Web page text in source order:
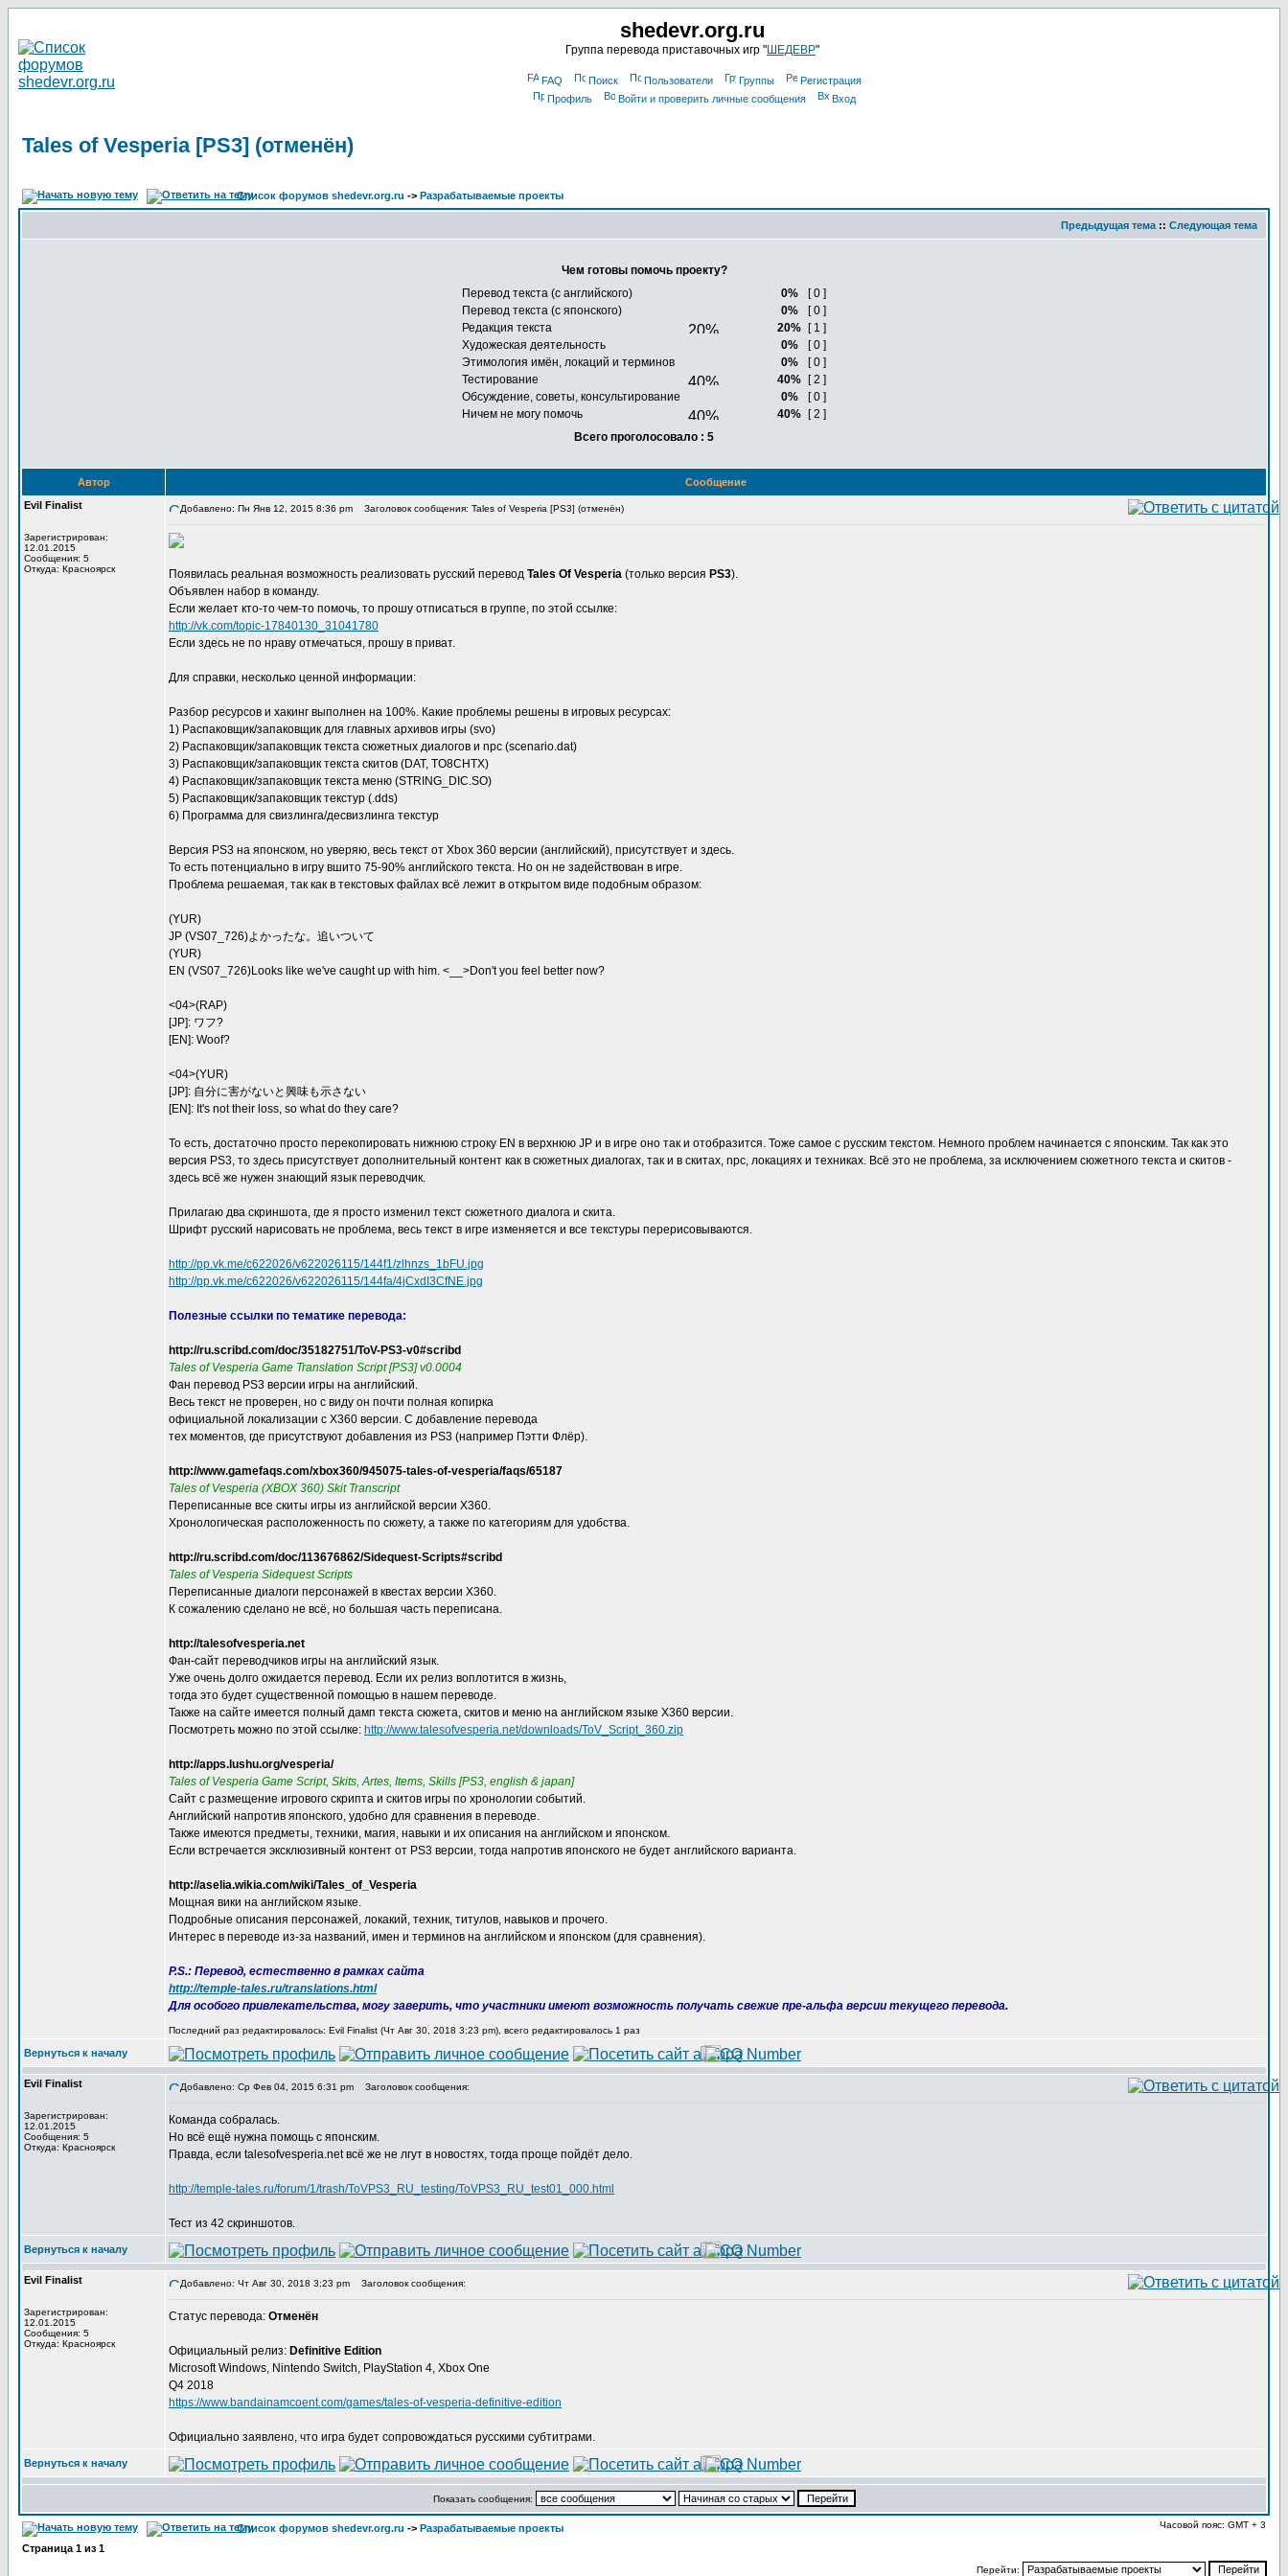
shedevr.org.ru
Группа перевода приставочных игр "ШЕДЕВР"
FAQ Поиск Пользователи Группы
Регистрация
Профиль
Войти и проверить личные сообщения Вход
Tales of Vesperia [PS3] (отменён)
Список форумов shedevr.org.ru -> Разрабатываемые проекты
Предыдущая тема :: Следующая тема
Чем готовы помочь проекту?
Перевод текста (с английского)
0%
[ 0 ]
Перевод текста (с японского)
0%
[ 0 ]
Редакция текста
20%
[ 1 ]
Художеская деятельность
0%
[ 0 ]
Этимология имён, локаций и терминов
0%
[ 0 ]
Тестирование
40%
[ 2 ]
Обсуждение, советы, консультирование
0%
[ 0 ]
Ничем не могу помочь
40%
[ 2 ]
Всего проголосовало : 5
Автор
Сообщение
Evil Finalist
Зарегистрирован:
12.01.2015
Сообщения: 5
Откуда: Красноярск
Добавлено: Пн Янв 12, 2015 8:36 pm Заголовок сообщения: Tales of Vesperia [PS3] (отменён)
Появилась реальная возможность реализовать русский перевод Tales Of Vesperia (только версия PS3).
Объявлен набор в команду.
Если желает кто-то чем-то помочь, то прошу отписаться в группе, по этой ссылке:
http://vk.com/topic-17840130_31041780
Если здесь не по нраву отмечаться, прошу в приват.
Для справки, несколько ценной информации:
Разбор ресурсов и хакинг выполнен на 100%. Какие проблемы решены в игровых ресурсах:
1) Распаковщик/запаковщик для главных архивов игры (svo)
2) Распаковщик/запаковщик текста сюжетных диалогов и npc (scenario.dat)
3) Распаковщик/запаковщик текста скитов (DAT, TO8CHTX)
4) Распаковщик/запаковщик текста меню (STRING_DIC.SO)
5) Распаковщик/запаковщик текстур (.dds)
6) Программа для свизлинга/десвизлинга текстур
Версия PS3 на японском, но уверяю, весь текст от Xbox 360 версии (английский), присутствует и здесь.
То есть потенциально в игру вшито 75-90% английского текста. Но он не задействован в игре.
Проблема решаемая, так как в текстовых файлах всё лежит в открытом виде подобным образом:
(YUR)
JP (VS07_726)よかったな。追いついて
(YUR)
EN (VS07_726)Looks like we've caught up with him. <__>Don't you feel better now?
<04>(RAP)
[JP]: ワフ?
[EN]: Woof?
<04>(YUR)
[JP]: 自分に害がないと興味も示さない
[EN]: It's not their loss, so what do they care?
То есть, достаточно просто перекопировать нижнюю строку EN в верхнюю JP и в игре оно так и отобразится. Тоже самое с русским текстом. Немного проблем начинается с японским. Так как это
версия PS3, то здесь присутствует дополнительный контент как в сюжетных диалогах, так и в скитах, npc, локациях и техниках. Всё это не проблема, за исключением сюжетного текста и скитов -
здесь всё же нужен знающий язык переводчик.
Прилагаю два скриншота, где я просто изменил текст сюжетного диалога и скита.
Шрифт русский нарисовать не проблема, весь текст в игре изменяется и все текстуры перерисовываются.
http://pp.vk.me/c622026/v622026115/144f1/zlhnzs_1bFU.jpg
http://pp.vk.me/c622026/v622026115/144fa/4jCxdI3CfNE.jpg
Полезные ссылки по тематике перевода:
http://ru.scribd.com/doc/35182751/ToV-PS3-v0#scribd
Tales of Vesperia Game Translation Script [PS3] v0.0004
Фан перевод PS3 версии игры на английский.
Весь текст не проверен, но с виду он почти полная копирка
официальной локализации с X360 версии. С добавление перевода
тех моментов, где присутствуют добавления из PS3 (например Пэтти Флёр).
http://www.gamefaqs.com/xbox360/945075-tales-of-vesperia/faqs/65187
Tales of Vesperia (XBOX 360) Skit Transcript
Переписанные все скиты игры из английской версии X360.
Хронологическая расположенность по сюжету, а также по категориям для удобства.
http://ru.scribd.com/doc/113676862/Sidequest-Scripts#scribd
Tales of Vesperia Sidequest Scripts
Переписанные диалоги персонажей в квестах версии X360.
К сожалению сделано не всё, но большая часть переписана.
http://talesofvesperia.net
Фан-сайт переводчиков игры на английский язык.
Уже очень долго ожидается перевод. Если их релиз воплотится в жизнь,
тогда это будет существенной помощью в нашем переводе.
Также на сайте имеется полный дамп текста сюжета, скитов и меню на английском языке X360 версии.
Посмотреть можно по этой ссылке: http://www.talesofvesperia.net/downloads/ToV_Script_360.zip
http://apps.lushu.org/vesperia/
Tales of Vesperia Game Script, Skits, Artes, Items, Skills [PS3, english & japan]
Сайт с размещение игрового скрипта и скитов игры по хронологии событий.
Английский напротив японского, удобно для сравнения в переводе.
Также имеются предметы, техники, магия, навыки и их описания на английском и японском.
Если встречается эксклюзивный контент от PS3 версии, тогда напротив японского не будет английского варианта.
http://aselia.wikia.com/wiki/Tales_of_Vesperia
Мощная вики на английском языке.
Подробные описания персонажей, локакий, техник, титулов, навыков и прочего.
Интерес в переводе из-за названий, имен и терминов на английском и японском (для сравнения).
P.S.: Перевод, естественно в рамках сайта
http://temple-tales.ru/translations.html
Для особого привлекательства, могу заверить, что участники имеют возможность получать свежие пре-альфа версии текущего перевода.
Последний раз редактировалось: Evil Finalist (Чт Авг 30, 2018 3:23 pm), всего редактировалось 1 раз
Вернуться к началу
Evil Finalist
Зарегистрирован:
12.01.2015
Сообщения: 5
Откуда: Красноярск
Добавлено: Ср Фев 04, 2015 6:31 pm Заголовок сообщения:
Команда собралась.
Но всё ещё нужна помощь с японским.
Правда, если talesofvesperia.net всё же не лгут в новостях, тогда проще пойдёт дело.
http://temple-tales.ru/forum/1/trash/ToVPS3_RU_testing/ToVPS3_RU_test01_000.html
Тест из 42 скриншотов.
Вернуться к началу
Evil Finalist
Зарегистрирован:
12.01.2015
Сообщения: 5
Откуда: Красноярск
Добавлено: Чт Авг 30, 2018 3:23 pm Заголовок сообщения:
Статус перевода: Отменён
Официальный релиз: Definitive Edition
Microsoft Windows, Nintendo Switch, PlayStation 4, Xbox One
Q4 2018
https://www.bandainamcoent.com/games/tales-of-vesperia-definitive-edition
Официально заявлено, что игра будет сопровождаться русскими субтитрами.
Вернуться к началу
Показать сообщения:
Список форумов shedevr.org.ru -> Разрабатываемые проекты Часовой пояс: GMT + 3
Страница 1 из 1
Перейти: